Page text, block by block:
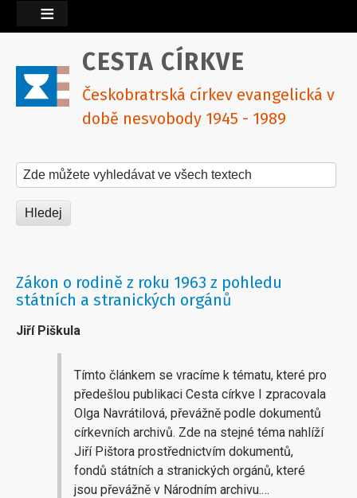
CESTA CÍRKVE
Českobratrská církev evangelická v
době nesvobody 1945 - 1989
Hledat na tomto webu
Zákon o rodině z roku 1963 z pohledu
státních a stranických orgánů
Jiří Piškula
Tímto článkem se vracíme k tématu, které pro
předešlou publikaci Cesta církve I zpracovala
Olga Navrátilová, převážně podle dokumentů
církevních archivů. Zde na stejné téma nahlíží
Jiří Pištora prostřednictvím dokumentů,
fondů státních a stranických orgánů, které
jsou převážně v Národním archivu.…